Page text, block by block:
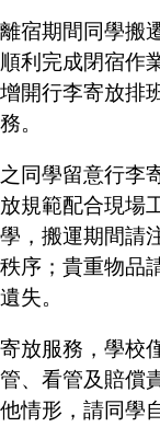
期間同學搬
利完成閉宿作
開行李寄放排
。
學留意行李寄
規範配合現場
，搬運期間請
序；貴重物品
失。
服務，學校
、看管及賠償
情形，請同學